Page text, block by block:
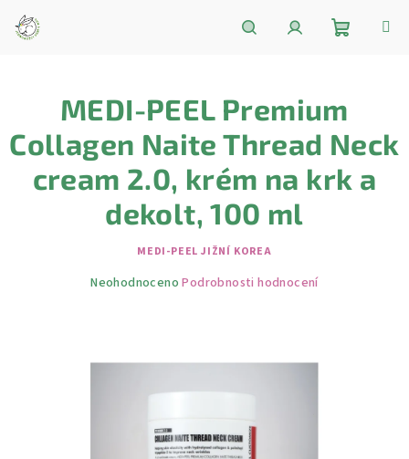
obsah
košík
MEDI-PEEL Premium
Collagen Naite Thread Neck
cream 2.0, krém na krk a
dekolt, 100 ml
MEDI-PEEL JIŽNÍ KOREA
Průměrné
Neohodnoceno Podrobnosti hodnocení